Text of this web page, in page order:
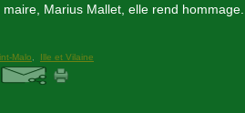
Marius Mallet, elle rend hommage...
Malo Ille et Vilaine